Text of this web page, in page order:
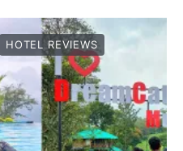
HOTEL REVIEWS